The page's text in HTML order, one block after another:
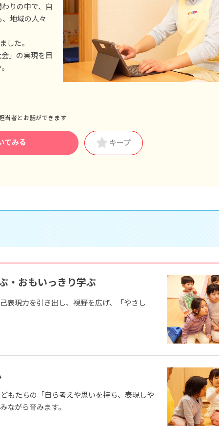
によります
す勤務実績がない等の事情がある場合は支給額が0円になります
）
りの中で、自
地域の人々
した。
」の実現を目
当者とお話ができます
てみる キープ
・おもいっきり学ぶ
表現力を引き出し、視野を広げ、「やさし
もたちの「自ら考えや思いを持ち、表現しや
ながら育みます。